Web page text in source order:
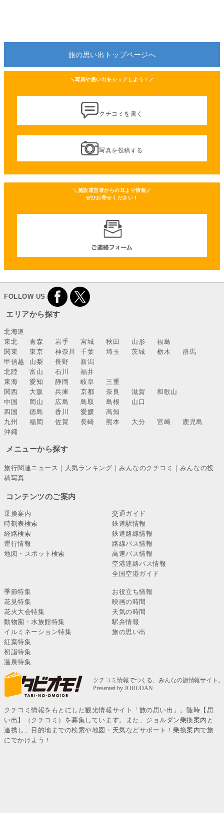
旅の思い出トップページへ
＼写真や思い出をシェアしよう！／
クチコミを書く
写真を投稿する
＼施設運営者からの耳より情報／
ぜひお寄せください！
FOLLOW US
エリアから探す
北海道
東北
青森 岩手 宮城 秋田 山形
福島
関東
東京 神奈川 千葉 埼玉 茨城 栃木
群馬
甲信越
山梨 長野
新潟
北陸
富山 石川
福井
東海
愛知 静岡 岐阜
三重
関西
大阪 兵庫 京都 奈良 滋賀
和歌山
中国
岡山 広島 鳥取 島根
山口
四国
徳島 香川 愛媛
高知
九州
福岡 佐賀 長崎 熊本 大分 宮崎
鹿児島
沖縄
メニューから探す
旅行関連ニュース ｜ 人気ランキング ｜みんなのクチコミ ｜ みんなの投
稿写真
コンテンツのご案内
乗換案内
時刻表検索
経路検索
運行情報
地図・スポット検索
交通ガイド
鉄道駅情報
鉄道路線情報
路線バス情報
高速バス情報
空港連絡バス情報
全国空港ガイド
季節特集
花見特集
花火大会特集
動物園・水族館特集
イルミネーション特集
紅葉特集
初詣特集
温泉特集
お役立ち情報
映画の時間
天気の時間
駅弁情報
旅の思い出
クチコミ情報をもとにした観光情報サイト「旅の思い出」。随時【思
い出】（クチコミ）を募集しています。また、ジョルダン乗換案内と
連携し、目的地までの検索や地図・天気などサポート！乗換案内で旅
にでかけよう！